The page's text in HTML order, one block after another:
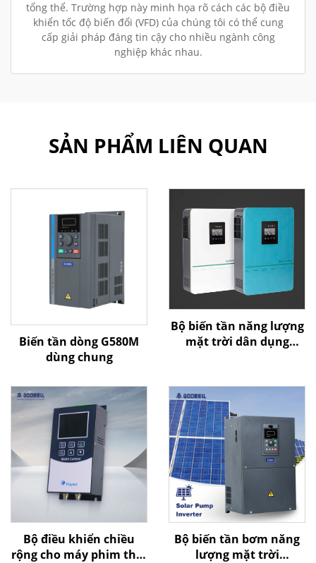
tổng thể. Trường hợp này minh họa rõ cách các bộ điều
khiển tốc độ biến đổi (VFD) của chúng tôi có thể cung
cấp giải pháp đáng tin cậy cho nhiều ngành công
nghiệp khác nhau.
SẢN PHẨM LIÊN QUAN
Biến tần dòng G580M
dùng chung
Bộ biến tần năng lượng
mặt trời dân dụng
Bộ điều khiển chiều
rộng cho máy phim thổi
Bộ biến tần bơm năng
lượng mặt trời